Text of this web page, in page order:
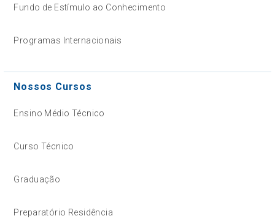
Fundo de Estímulo ao Conhecimento
Programas Internacionais
Nossos Cursos
Ensino Médio Técnico
Curso Técnico
Graduação
Preparatório Residência